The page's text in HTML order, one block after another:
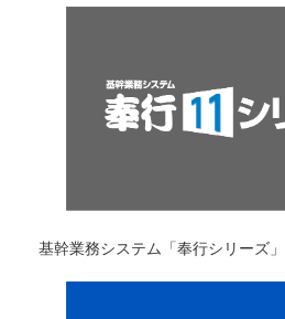
基幹業務システム「奉行シリーズ